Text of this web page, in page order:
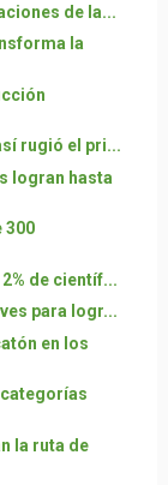
de la...
la
rugió el pri...
logran hasta
300
de científ...
para logr...
en los
la ruta de